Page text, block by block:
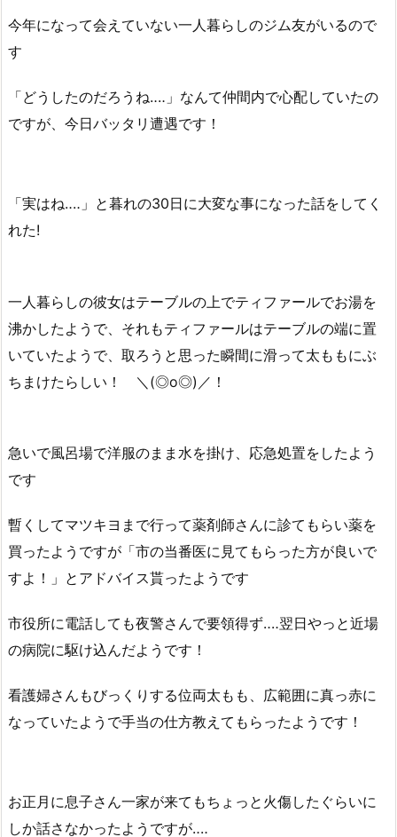
今年になって会えていない一人暮らしのジム友がいるので
す
「どうしたのだろうね‥‥」なんて仲間内で心配していたの
ですが、今日バッタリ遭遇です！
「実はね‥‥」と暮れの30日に大変な事になった話をしてく
れた!
一人暮らしの彼女はテーブルの上でティファールでお湯を
沸かしたようで、それもティファールはテーブルの端に置
いていたようで、取ろうと思った瞬間に滑って太ももにぶ
ちまけたらしい！ ＼(◎o◎)／！
急いで風呂場で洋服のまま水を掛け、応急処置をしたよう
です
暫くしてマツキヨまで行って薬剤師さんに診てもらい薬を
買ったようですが「市の当番医に見てもらった方が良いで
すよ！」とアドバイス貰ったようです
市役所に電話しても夜警さんで要領得ず‥‥翌日やっと近場
の病院に駆け込んだようです！
看護婦さんもびっくりする位両太もも、広範囲に真っ赤に
なっていたようで手当の仕方教えてもらったようです！
お正月に息子さん一家が来てもちょっと火傷したぐらいに
しか話さなかったようですが‥‥